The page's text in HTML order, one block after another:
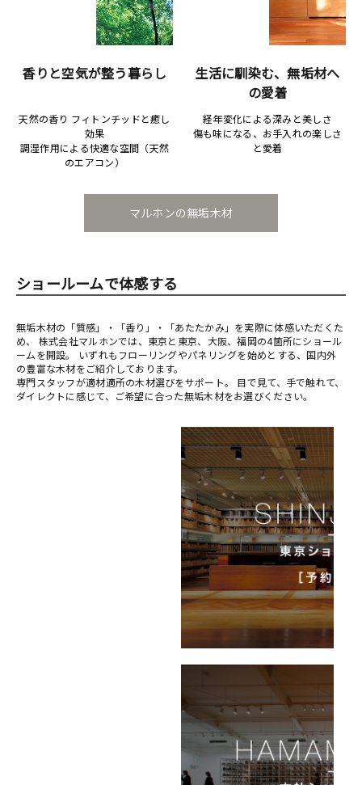
香りと空気が整う暮らし
天然の香り フィトンチッドと癒し
効果
調湿作用による快適な空間（天然
のエアコン）
生活に馴染む、無垢材へ
の愛着
経年変化による深みと美しさ
傷も味になる、お手入れの楽しさ
と愛着
マルホンの無垢木材
ショールームで体感する
無垢木材の「質感」・「香り」・「あたたかみ」を実際に体感いただくた
め、 株式会社マルホンでは、東京と東京、大阪、福岡の4箇所にショール
ームを開設。 いずれもフローリングやパネリングを始めとする、国内外
の豊富な木材をご紹介しております。
専門スタッフが適材適所の木材選びをサポート。 目で見て、手で触れて、
ダイレクトに感じて、ご希望に合った無垢木材をお選びください。